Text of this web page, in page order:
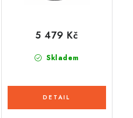
Skladem
5 479 Kč